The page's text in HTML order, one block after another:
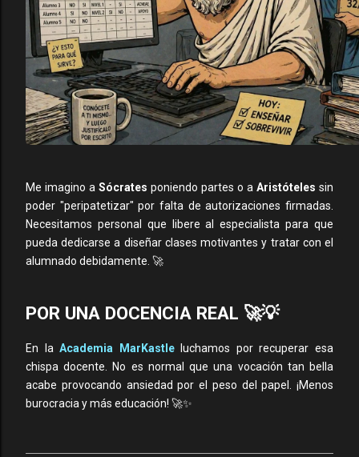
Me imagino a Sócrates poniendo partes o a Aristóteles sin
poder "peripatetizar" por falta de autorizaciones firmadas.
Necesitamos personal que libere al especialista para que
pueda dedicarse a diseñar clases motivantes y tratar con el
alumnado debidamente. 🚀
POR UNA DOCENCIA REAL 🚀💡
En laAcademia MarKastleluchamos por recuperar esa
chispa docente. No es normal que una vocación tan bella
acabe provocando ansiedad por el peso del papel. ¡Menos
burocracia y más educación! 🚀✨